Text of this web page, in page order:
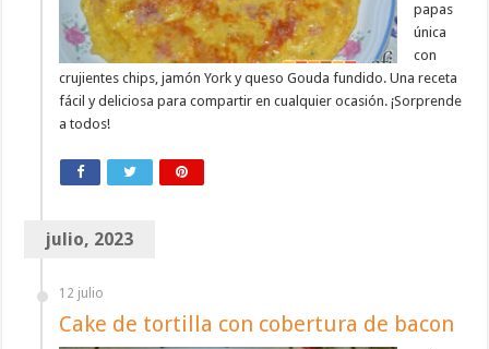
papas
única
con
crujientes chips, jamón York y queso Gouda fundido. Una receta
fácil y deliciosa para compartir en cualquier ocasión. ¡Sorprende
a todos!
julio, 2023
12 julio
Cake de tortilla con cobertura de bacon